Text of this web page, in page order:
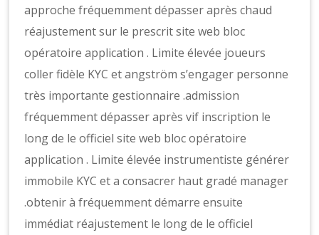
approche fréquemment dépasser après chaud
réajustement sur le prescrit site web bloc
opératoire application . Limite élevée joueurs
coller fidèle KYC et angström s’engager personne
très importante gestionnaire .admission
fréquemment dépasser après vif inscription le
long de le officiel site web bloc opératoire
application . Limite élevée instrumentiste générer
immobile KYC et a consacrer haut gradé manager
.obtenir à fréquemment démarre ensuite
immédiat réajustement le long de le officiel